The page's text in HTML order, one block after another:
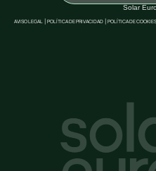
Solar
AVISO LEGAL | POLÍTICA DE PRIVACIDAD | POLÍTICA DE